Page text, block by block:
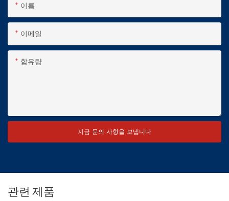
이름
이메일
함유량
지금 문의 사항을 보냅니다
관련 제품